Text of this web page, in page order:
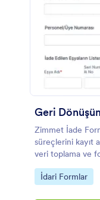
Geri
Zimmet İade
süreçlerini kayıt
veri toplama ve
yürütmesine
Go to Category:
İdari Formlar